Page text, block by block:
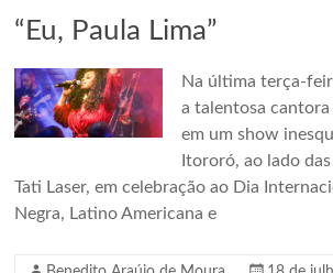
em
um
conjunto
de
edificações
anos
1920.
“Eu, Paula Lima”
Na última terça-
a talentosa
em um show
Itororó, ao lado
Tati Laser, em celebração ao Dia
Negra, Latino Americana e